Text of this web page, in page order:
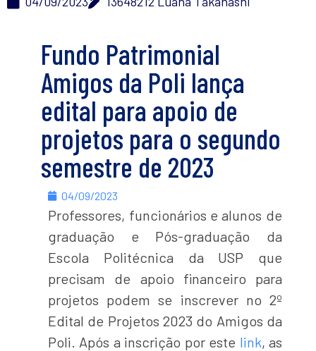
Fundo Patrimonial
Amigos da Poli lança
edital para apoio de
projetos para o segundo
semestre de 2023
04/09/2023
Professores, funcionários e alunos de
graduação e Pós-graduação da
Escola Politécnica da USP que
precisam de apoio financeiro para
projetos podem se inscrever no 2º
Edital de Projetos 2023 do Amigos da
Poli. Após a inscrição por este link, as